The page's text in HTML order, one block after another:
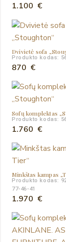
1.100 €
Dvivietė sofa
Produkto kodas:
870 €
Sofų komplektas
Produkto kodas:
1.760 €
Minkštas kampas
Produkto kodas:
77-46-41
1.970 €